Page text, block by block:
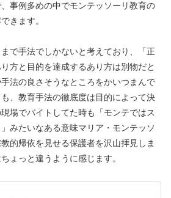
事例多めの中でモンテッソーリ教育の
きます。
で手法でしかないと考えており、「正
方と目的を達成するあり方は別物だと
法の良さそうなところをかいつまんで
、教育手法の徹底度は目的によって決
場でバイトしてた時も「モンテではス
みたいなある意味マリア・モンテッソ
的帰依を見せる保護者を沢山拝見しま
ょっと違うように感じます。